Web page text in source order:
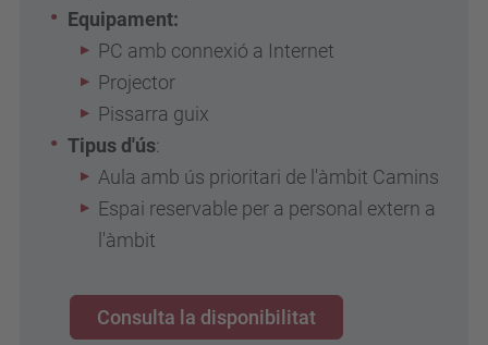
Equipament:
PC amb connexió a Internet
Projector
Pissarra guix
Tipus d'ús:
Aula amb ús prioritari de l'àmbit Camins
Espai reservable per a personal extern a
l'àmbit
Consulta la disponibilitat